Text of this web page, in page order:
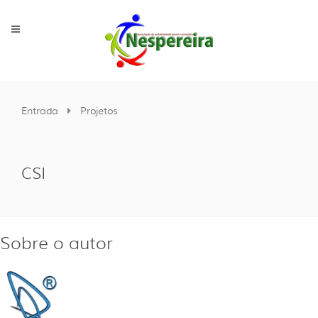
Entrada Projetos
CSI
Sobre o autor